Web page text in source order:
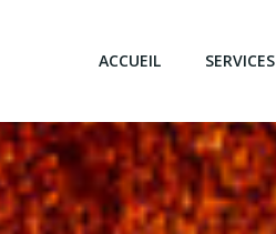
ACCUEIL SERVICES